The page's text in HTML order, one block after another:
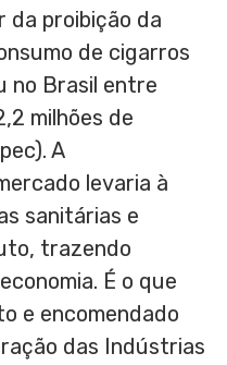
proibição da
de cigarros
no Brasil entre
milhões de
A
levaria à
sanitárias e
trazendo
É o que
e encomendado
das Indústrias